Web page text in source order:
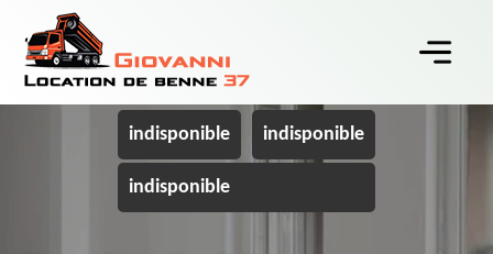
indisponible indisponible
indisponible